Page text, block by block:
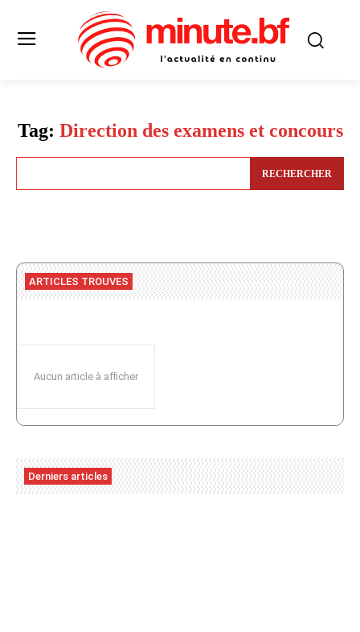
Tag: Direction des examens et concours
RECHERCHER
ARTICLES TROUVES
Aucun article à afficher
Derniers articles